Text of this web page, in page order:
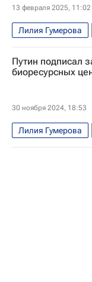
13 февраля 2025, 11:02
Лилия Гумерова
Валентина
Госдума РФ
Путин подписал
биоресурсных
30 ноября 2024, 18:53
Лилия Гумерова
Совет Федерации